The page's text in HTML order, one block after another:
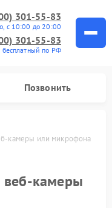
301-55-83
с 10:00 до 20:00
301-55-83
бесплатный по РФ
Позвонить
или микрофона
веб‑камеры